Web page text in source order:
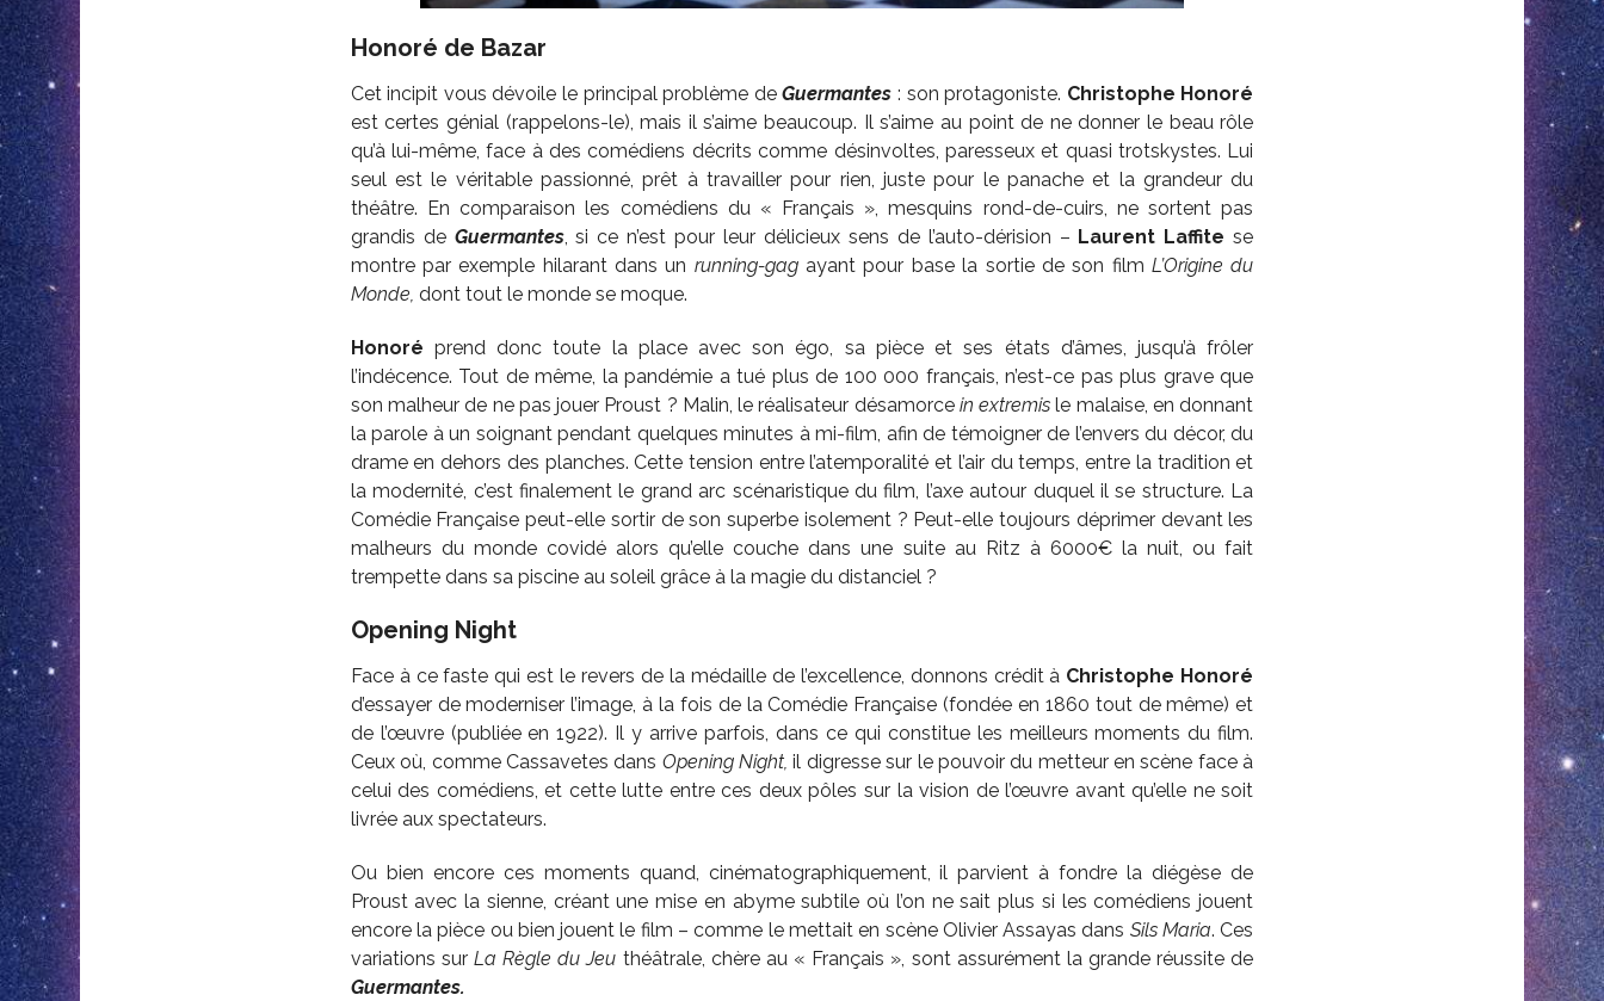
Honoré de Bazar
Cet incipit vous dévoile le principal problème deGuermantes : son protagoniste. Christophe Honoré
est certes génial (rappelons-le), mais il s’aime beaucoup. Il s’aime au point de ne donner le beau rôle
qu’à lui-même, face à des comédiens décrits comme désinvoltes, paresseux et quasi trotskystes. Lui
seul est le véritable passionné, prêt à travailler pour rien, juste pour le panache et la grandeur du
théâtre. En comparaison les comédiens du « Français », mesquins rond-de-cuirs, ne sortent pas
grandis de Guermantes, si ce n’est pour leur délicieux sens de l’auto-dérision – Laurent Laffite se
montre par exemple hilarant dans un running-gagayant pour base la sortie de son film L’Origine du
Monde, dont tout le monde se moque.
Honoré prend donc toute la place avec son égo, sa pièce et ses états d’âmes, jusqu’à frôler
l’indécence. Tout de même, la pandémie a tué plus de 100 000 français, n’est-ce pas plus grave que
son malheur de ne pas jouer Proust ? Malin, le réalisateur désamorce in extremis le malaise, en donnant
la parole à un soignant pendant quelques minutes à mi-film, afin de témoigner de l’envers du décor, du
drame en dehors des planches. Cette tension entre l’atemporalité et l’air du temps, entre la tradition et
la modernité, c’est finalement le grand arc scénaristique du film, l’axe autour duquel il se structure. La
Comédie Française peut-elle sortir de son superbe isolement ? Peut-elle toujours déprimer devant les
malheurs du monde covidé alors qu’elle couche dans une suite au Ritz à 6000€ la nuit, ou fait
trempette dans sa piscine au soleil grâce à la magie du distanciel ?
Opening Night
Face à ce faste qui est le revers de la médaille de l’excellence, donnons crédit à Christophe Honoré
d’essayer de moderniser l’image, à la fois de la Comédie Française (fondée en 1860 tout de même) et
de l’œuvre (publiée en 1922). Il y arrive parfois, dans ce qui constitue les meilleurs moments du film.
Ceux où, comme Cassavetes dans Opening Night, il digresse sur le pouvoir du metteur en scène face à
celui des comédiens, et cette lutte entre ces deux pôles sur la vision de l’œuvre avant qu’elle ne soit
livrée aux spectateurs.
Ou bien encore ces moments quand, cinématographiquement, il parvient à fondre la diégèse de
Proust avec la sienne, créant une mise en abyme subtile où l’on ne sait plus si les comédiens jouent
encore la pièce ou bien jouent le film – comme le mettait en scène Olivier Assayas dans Sils Maria. Ces
variations surLa Règle du Jeu théâtrale, chère au « Français », sont assurément la grande réussite de
Guermantes.